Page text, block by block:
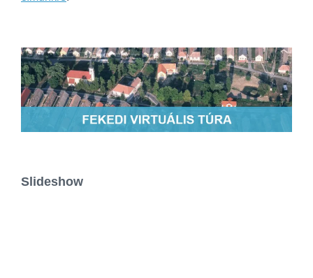
Slideshow